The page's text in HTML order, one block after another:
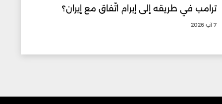
ترامب في طريقه إلى إبرام اتّفاق مع إيران؟
7 آب 2026